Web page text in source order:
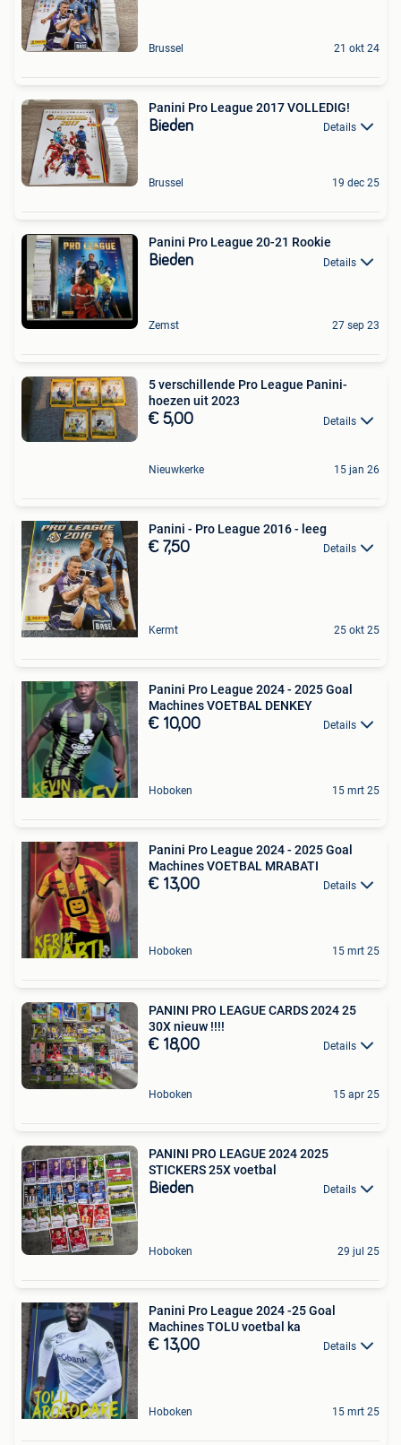
Brussel 21 okt 24
Panini Pro League 2017 VOLLEDIG!
Bieden Details
Brussel 19 dec 25
Panini Pro League 20-21 Rookie
Bieden Details
Zemst 27 sep 23
5 verschillende Pro League Panini-
hoezen uit 2023
€ 5,00 Details
Nieuwkerke 15 jan 26
Panini - Pro League 2016 - leeg
€ 7,50 Details
Kermt 25 okt 25
Panini Pro League 2024 - 2025 Goal
Machines VOETBAL DENKEY
€ 10,00 Details
Hoboken 15 mrt 25
Panini Pro League 2024 - 2025 Goal
Machines VOETBAL MRABATI
€ 13,00 Details
Hoboken 15 mrt 25
PANINI PRO LEAGUE CARDS 2024 25
30X nieuw !!!!
€ 18,00 Details
Hoboken 15 apr 25
PANINI PRO LEAGUE 2024 2025
STICKERS 25X voetbal
Bieden Details
Hoboken 29 jul 25
Panini Pro League 2024 -25 Goal
Machines TOLU voetbal ka
€ 13,00 Details
Hoboken 15 mrt 25